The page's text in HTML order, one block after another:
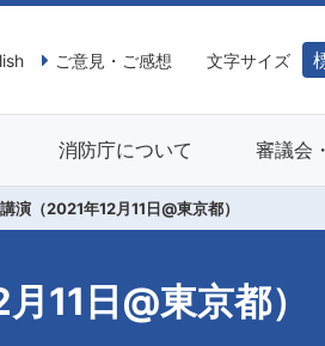
ご意見・ご感想 文字サイズ
消防庁について 審議会
演（2021年12月11日@東京都）
11日@東京都）